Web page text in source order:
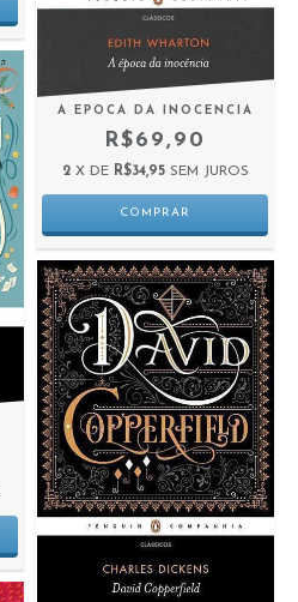
A EPOCA DA INOCENCIA
R$69,90
2 X DE R$34,95 SEM JUROS